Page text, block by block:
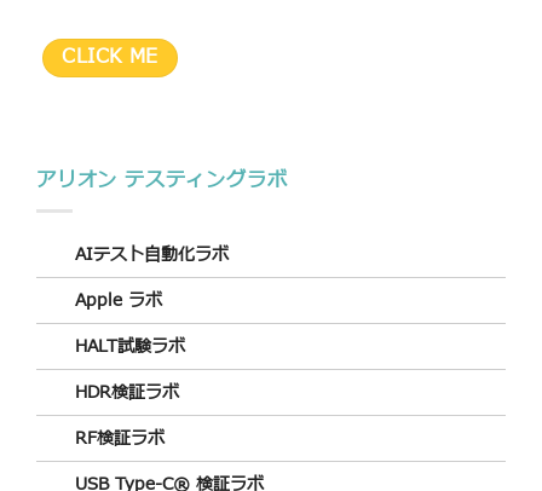
CLICK ME
アリオン テスティングラボ
AIテスト自動化ラボ
Apple ラボ
HALT試験ラボ
HDR検証ラボ
RF検証ラボ
USB Type-C® 検証ラボ